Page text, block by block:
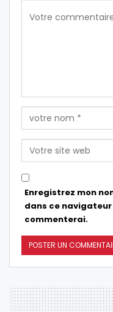
Enregistrez mon
dans ce
commenterai.